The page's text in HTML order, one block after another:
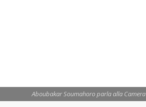
Aboubakar Soumahoro parla alla Camera